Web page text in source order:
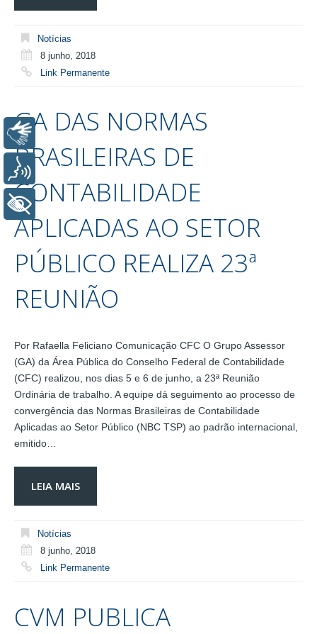
Notícias
8 junho, 2018
Link Permanente
GA DAS NORMAS
BRASILEIRAS DE
CONTABILIDADE
APLICADAS AO SETOR
PÚBLICO REALIZA 23ª
REUNIÃO
Por Rafaella Feliciano Comunicação CFC O Grupo Assessor
(GA) da Área Pública do Conselho Federal de Contabilidade
(CFC) realizou, nos dias 5 e 6 de junho, a 23ª Reunião
Ordinária de trabalho. A equipe dá seguimento ao processo de
convergência das Normas Brasileiras de Contabilidade
Aplicadas ao Setor Público (NBC TSP) ao padrão internacional,
emitido…
LEIA MAIS
Notícias
8 junho, 2018
Link Permanente
CVM PUBLICA
Libras
Voz
+ Acessibilidade